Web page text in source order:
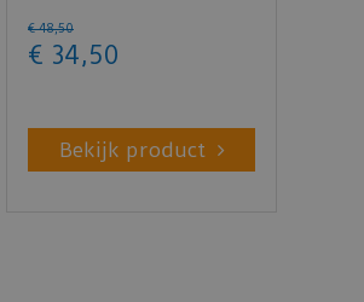
€ 48,50
€ 34,50
Bekijk product